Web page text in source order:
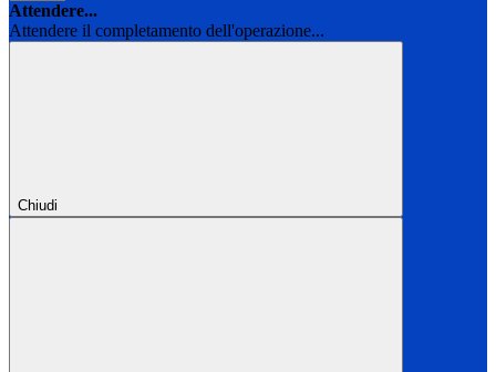
Attendere...
Attendere il completamento dell'operazione...
Chiudi